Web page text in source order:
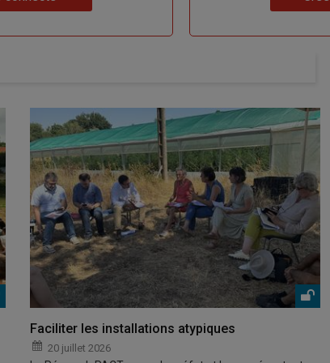
Faciliter les installations atypiques
20 juillet 2026